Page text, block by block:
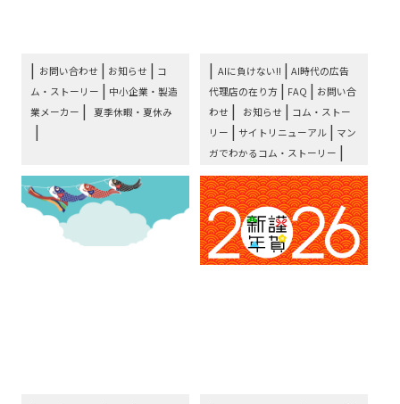
お問い合わせ | お知らせ | コ
ム・ストーリー | 中小企業・製造
業メーカー | 夏季休暇・夏休み
AIに負けない!! | AI時代の広告
代理店の在り方 | FAQ | お問い合
わせ | お知らせ | コム・ストー
リー | サイトリニューアル | マン
ガでわかるコム・ストーリー |
中小企業・製造業メーカー|専用
LP|山本商店|広告代理店